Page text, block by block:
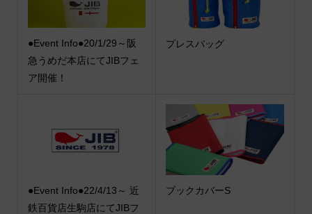
●Event Info●20/1/29～阪
急うめだ本店にてJIBフェ
ア開催！
プレスバッグ
●Event Info●22/4/13～ 近
鉄百貨店生駒店にてJIBフ
ブックカバーS